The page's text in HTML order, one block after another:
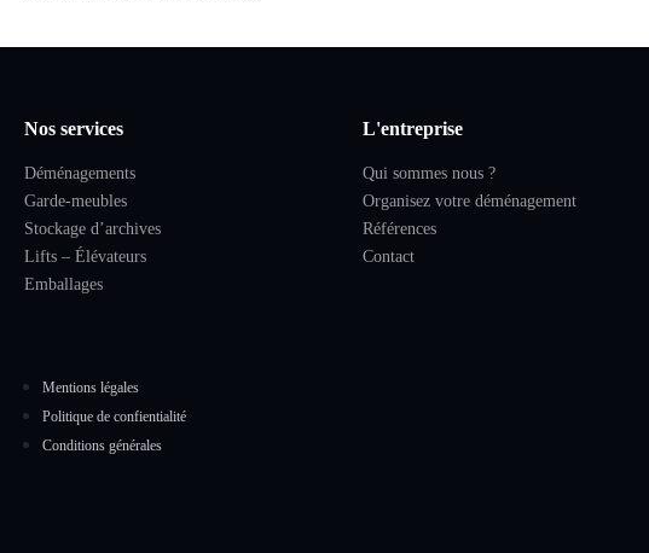
Nos services
Déménagements
Garde-meubles
Stockage d’archives
Lifts – Élévateurs
Emballages
L'entreprise
Qui sommes nous ?
Organisez votre déménagement
Références
Contact
Mentions légales
Politique de confientialité
Conditions générales